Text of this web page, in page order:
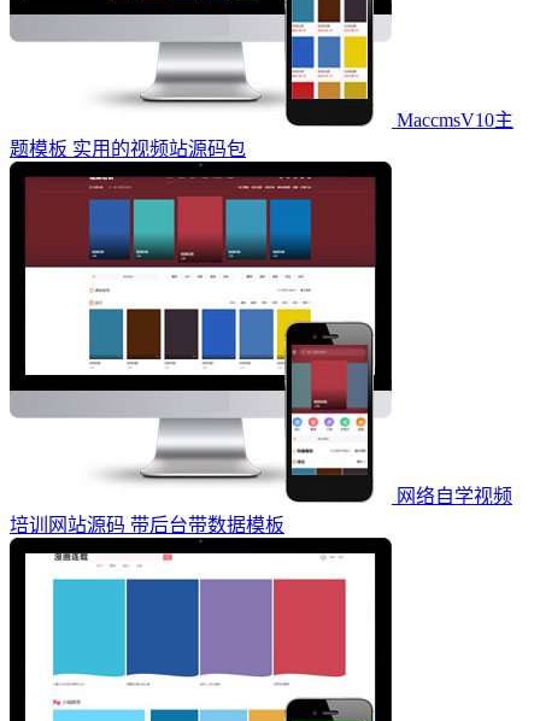
MaccmsV10主
题模板 实用的视频站源码包
网络自学视频
培训网站源码 带后台带数据模板